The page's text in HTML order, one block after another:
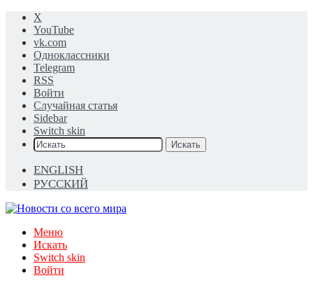
X
YouTube
vk.com
Одноклассники
Telegram
RSS
Войти
Случайная статья
Sidebar
Switch skin
Искать
ENGLISH
РУССКИЙ
Меню
Искать
Switch skin
Войти